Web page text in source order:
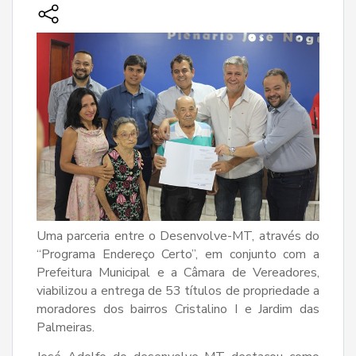
Uma parceria entre o Desenvolve-MT, através do
“Programa Endereço Certo”, em conjunto com a
Prefeitura Municipal e a Câmara de Vereadores,
viabilizou a entrega de 53 títulos de propriedade a
moradores dos bairros Cristalino I e Jardim das
Palmeiras.